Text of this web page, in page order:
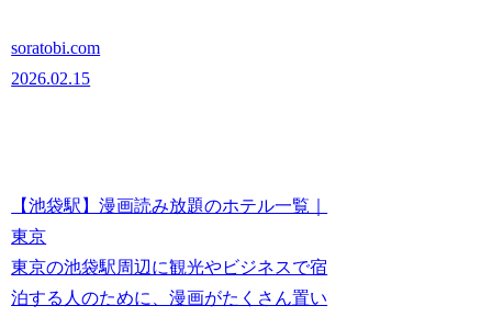
soratobi.com
2026.02.15
【池袋駅】漫画読み放題のホテル一覧｜
東京
東京の池袋駅周辺に観光やビジネスで宿
泊する人のために、漫画がたくさん置い